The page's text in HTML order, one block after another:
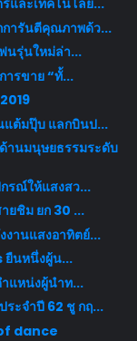
และเทคโนโลย...
การันตีคุณภาพด้ว...
นรุ่นใหม่ล่า...
ารขาย “ทั้...
แต้มปุ๊บ แลกบินป...
านมนุษยธรรมระดับ
รณ์ให้แสงสว...
ยชิม ยก 30 ...
งานแสงอาทิตย์...
ยืนหนึ่งผู้น...
แหน่งผู้นำท...
ะจำปี 62 ชู กฤ...
dance